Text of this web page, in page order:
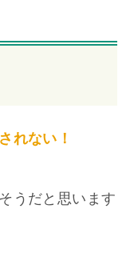
れない！
うだと思います